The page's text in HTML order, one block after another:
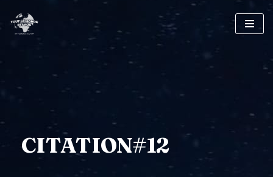
Skip
CITATION#12